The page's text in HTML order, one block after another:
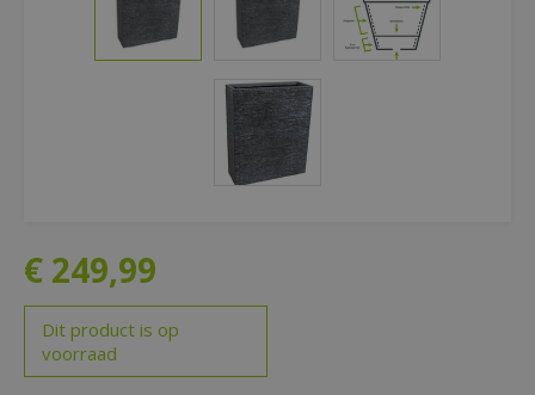
€ 249,99
Dit product is op
voorraad